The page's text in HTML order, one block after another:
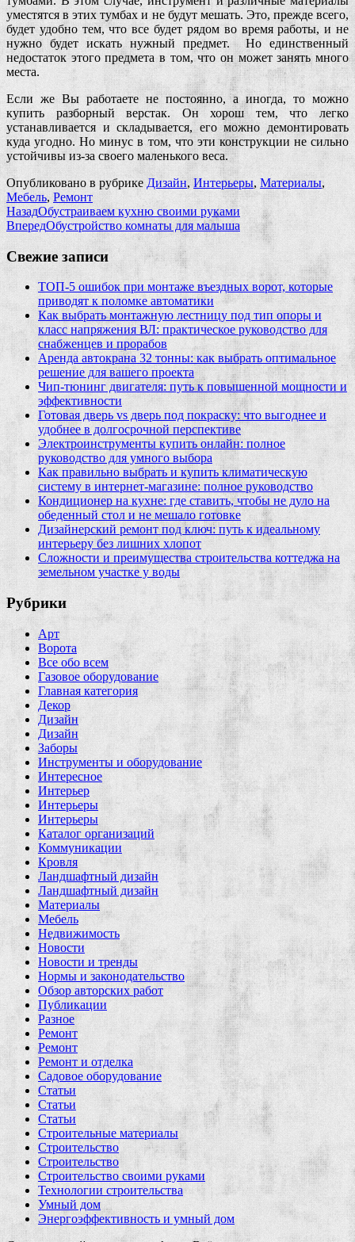
уместятся в этих тумбах и не будут мешать. Это, прежде всего,
будет удобно тем, что все будет рядом во время работы, и не
нужно будет искать нужный предмет. Но единственный
недостаток этого предмета в том, что он может занять много
места.
Если же Вы работаете не постоянно, а иногда, то можно
купить разборный верстак. Он хорош тем, что легко
устанавливается и складывается, его можно демонтировать
куда угодно. Но минус в том, что эти конструкции не сильно
устойчивы из-за своего маленького веса.
Опубликовано в рубрике Дизайн, Интерьеры, Материалы,
Мебель, Ремонт
НазадОбустраиваем кухню своими руками
ВпередОбустройство комнаты для малыша
Свежие записи
ТОП-5 ошибок при монтаже въездных ворот, которые
приводят к поломке автоматики
Как выбрать монтажную лестницу под тип опоры и
класс напряжения ВЛ: практическое руководство для
снабженцев и прорабов
Аренда автокрана 32 тонны: как выбрать оптимальное
решение для вашего проекта
Чип‑тюнинг двигателя: путь к повышенной мощности и
эффективности
Готовая дверь vs дверь под покраску: что выгоднее и
удобнее в долгосрочной перспективе
Электроинструменты купить онлайн: полное
руководство для умного выбора
Как правильно выбрать и купить климатическую
систему в интернет‑магазине: полное руководство
Кондиционер на кухне: где ставить, чтобы не дуло на
обеденный стол и не мешало готовке
Дизайнерский ремонт под ключ: путь к идеальному
интерьеру без лишних хлопот
Сложности и преимущества строительства коттеджа на
земельном участке у воды
Рубрики
Арт
Ворота
Все обо всем
Газовое оборудование
Главная категория
Декор
Дизайн
Дизайн
Заборы
Инструменты и оборудование
Интересное
Интерьер
Интерьеры
Интерьеры
Каталог организаций
Коммуникации
Кровля
Ландшафтный дизайн
Ландшафтный дизайн
Материалы
Мебель
Недвижимость
Новости
Новости и тренды
Нормы и законодательство
Обзор авторских работ
Публикации
Разное
Ремонт
Ремонт
Ремонт и отделка
Садовое оборудование
Статьи
Статьи
Статьи
Строительные материалы
Строительство
Строительство
Строительство своими руками
Технологии строительства
Умный дом
Энергоэффективность и умный дом